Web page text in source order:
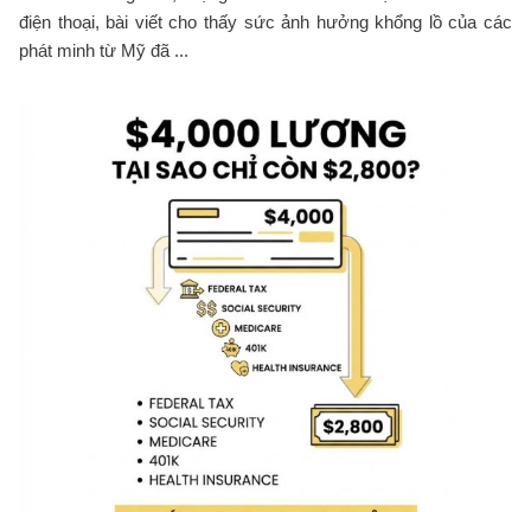
điện thoại, bài viết cho thấy sức ảnh hưởng khổng lồ của các
phát minh từ Mỹ đã ...